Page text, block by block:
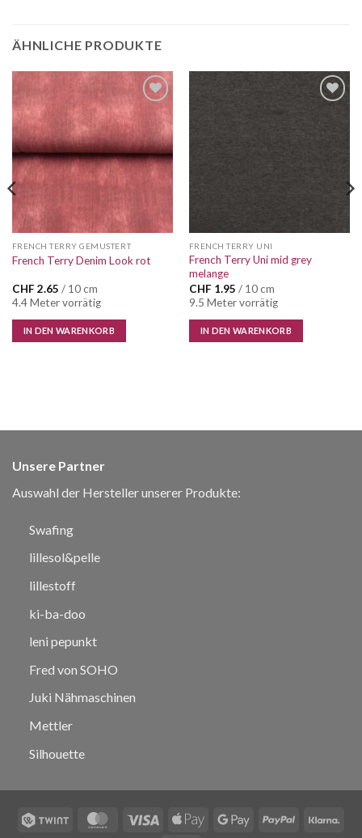
ÄHNLICHE PRODUKTE
Auf die
Wunschliste
FRENCH TERRY GEMUSTERT
French Terry Denim Look rot
CHF 2.65 / 10 cm
4.4 Meter vorrätig
IN DEN WARENKORB
FRENCH TERRY UNI
French Terry Uni mid grey
melange
CHF 1.95 / 10 cm
9.5 Meter vorrätig
IN DEN WARENKORB
Unsere Partner
Auswahl der Hersteller unserer Produkte:
Swafing
lillesol&pelle
lillestoff
ki-ba-doo
leni pepunkt
Fred von SOHO
Juki Nähmaschinen
Mettler
Silhouette
Twint MasterCard
Visa
Apple
Google PayPal